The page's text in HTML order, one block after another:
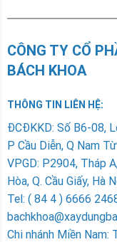
CÔNG TY CỔ
BÁCH KHOA
THÔNG TIN LIÊN HỆ:
ÐCÐKKD: Số B6-08,
P Cầu Diễn, Q Nam
VPGD: P2904, Tháp
Hòa, Q. Cầu Giấy, Hà
Tel: ( 84 4 ) 6666
Chi nhánh Miền Nam: